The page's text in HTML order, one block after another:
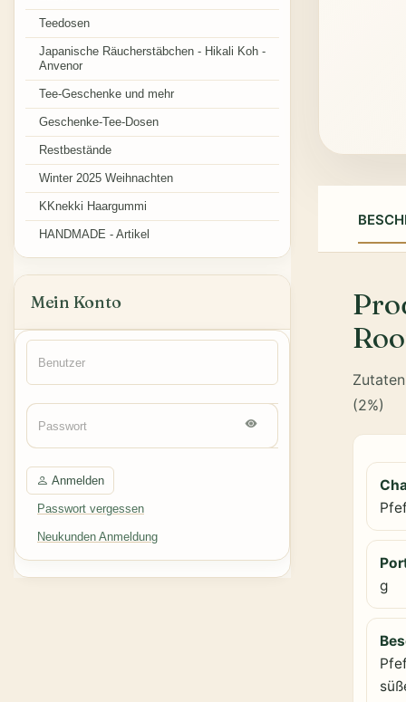
(2%)
g
Teedosen
Japanische Räucherstäbchen - Hikali Koh -
Anvenor
Tee-Geschenke und mehr
Geschenke-Tee-Dosen
Restbestände
Winter 2025 Weihnachten
KKnekki Haargummi
HANDMADE - Artikel
Mein Konto
Anmelden
Passwort vergessen
Neukunden Anmeldung